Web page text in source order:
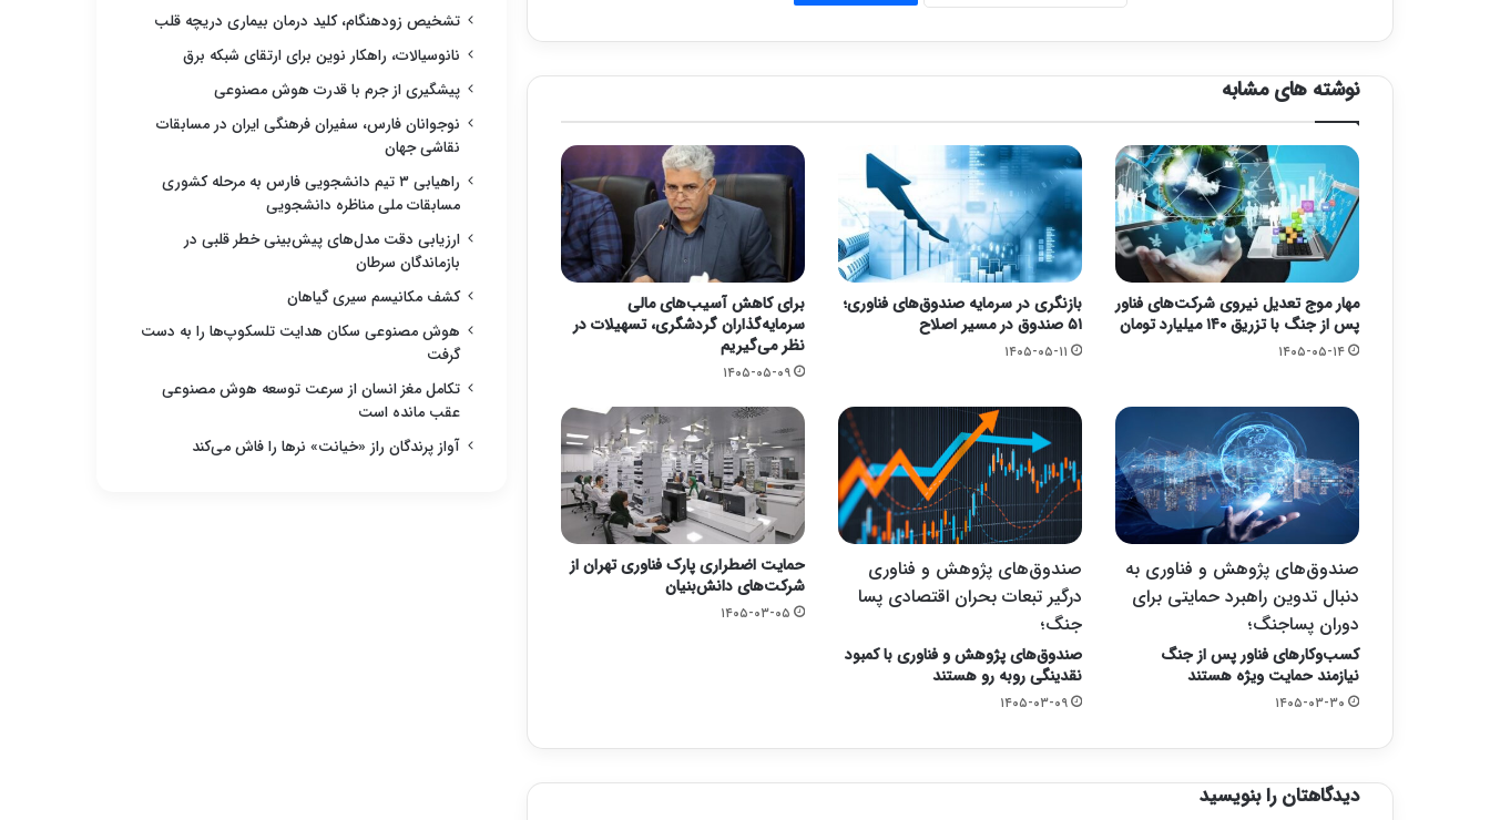
نوشته های مشابه
مهار موج تعدیل نیروی شرکت‌های فناور
پس از جنگ با تزریق ۱۴۰ میلیارد تومان
۱۴۰۵-۰۵-۱۴
بازنگری در سرمایه صندوق‌های فناوری؛
۵۱ صندوق در مسیر اصلاح
۱۴۰۵-۰۵-۱۱
برای کاهش آسیب‌های مالی
سرمایه‌گذاران گردشگری، تسهیلات در
نظر می‌گیریم
۱۴۰۵-۰۵-۰۹
صندوق‌های پژوهش و فناوری به
دنبال تدوین راهبرد حمایتی برای
دوران پساجنگ؛
کسب‌وکارهای فناور پس از جنگ
نیازمند حمایت ویژه‌ هستند
۱۴۰۵-۰۳-۳۰
صندوق‌های پژوهش و فناوری
درگیر تبعات بحران اقتصادی پسا
جنگ؛
صندوق‌های پژوهش و فناوری با کمبود
نقدینگی روبه رو هستند
۱۴۰۵-۰۳-۰۹
حمایت اضطراری پارک فناوری تهران از
شرکت‌های دانش‌بنیان
۱۴۰۵-۰۳-۰۵
دیدگاهتان را بنویسید
تشخیص زودهنگام، کلید درمان بیماری دریچه قلب
نانوسیالات، راهکار نوین برای ارتقای شبکه برق
پیشگیری از جرم با قدرت هوش مصنوعی
نوجوانان فارس، سفیران فرهنگی ایران در مسابقات
نقاشی جهان
راهیابی ۳ تیم دانشجویی فارس به مرحله کشوری
مسابقات ملی مناظره دانشجویی
ارزیابی دقت مدل‌های پیش‌بینی خطر قلبی در
بازماندگان سرطان
کشف مکانیسم سیری گیاهان
هوش مصنوعی سکان هدایت تلسکوپ‌ها را به دست
گرفت
تکامل مغز انسان از سرعت توسعه هوش مصنوعی
عقب مانده است
آواز پرندگان راز «خیانت» نرها را فاش می‌کند